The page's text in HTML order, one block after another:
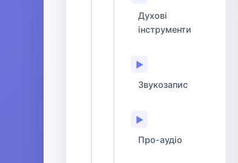
Духові
інструменти
▶
Звукозапис
▶
Про-аудіо